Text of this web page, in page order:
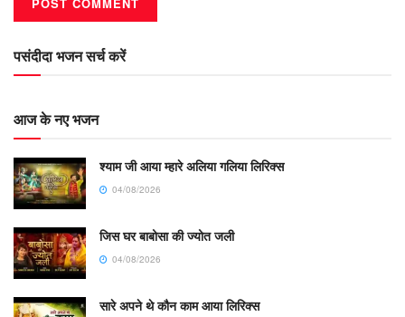
पसंदीदा भजन सर्च करें
आज के नए भजन
श्याम जी आया म्हारे अलिया गलिया लिरिक्स
04/08/2026
जिस घर बाबोसा की ज्योत जली
04/08/2026
सारे अपने थे कौन काम आया लिरिक्स